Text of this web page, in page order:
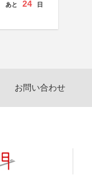
あと 24 日
お問い合わせ